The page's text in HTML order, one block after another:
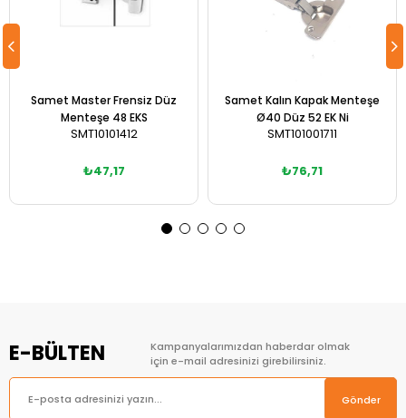
Samet Master Frensiz Düz
Menteşe 48 EKS
SMT10101412
₺47,17
Samet Kalın Kapak Menteşe
Ø40 Düz 52 EK Ni
SMT101001711
₺76,71
E-BÜLTEN
Kampanyalarımızdan haberdar olmak
için e-mail adresinizi girebilirsiniz.
Gönder